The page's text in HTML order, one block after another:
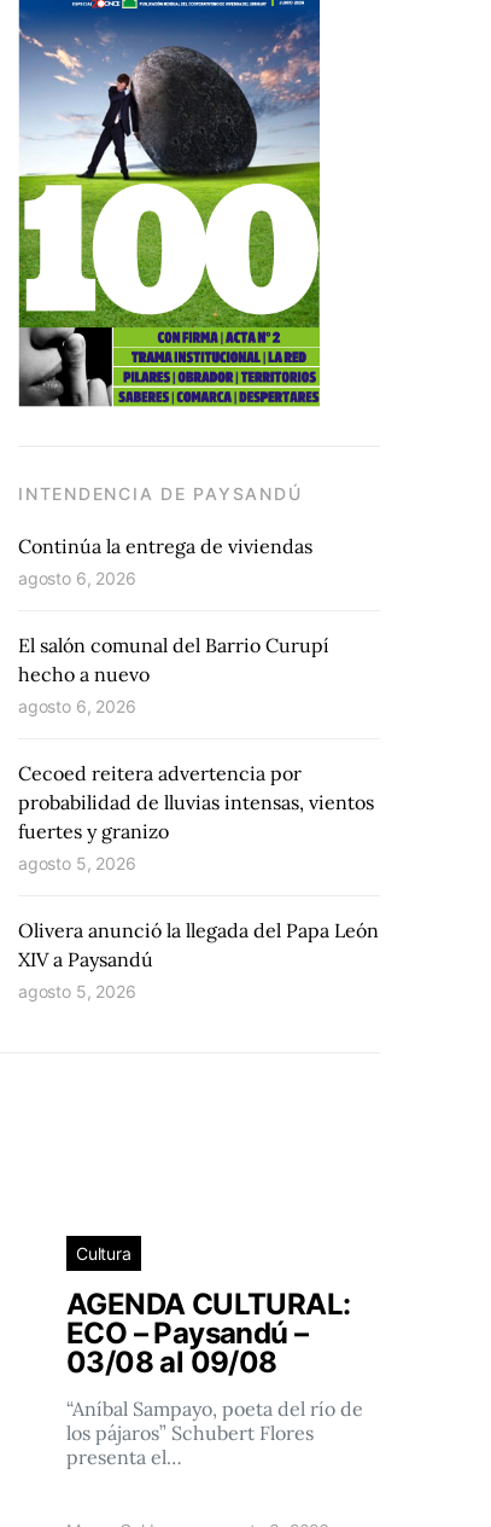
INTENDENCIA DE PAYSANDÚ
Continúa la entrega de viviendas
agosto 6, 2026
El salón comunal del Barrio Curupí
hecho a nuevo
agosto 6, 2026
Cecoed reitera advertencia por
probabilidad de lluvias intensas, vientos
fuertes y granizo
agosto 5, 2026
Olivera anunció la llegada del Papa León
XIV a Paysandú
agosto 5, 2026
Cultura
AGENDA CULTURAL:
ECO – Paysandú –
03/08 al 09/08
“Aníbal Sampayo, poeta del río de
los pájaros” Schubert Flores
presenta el…